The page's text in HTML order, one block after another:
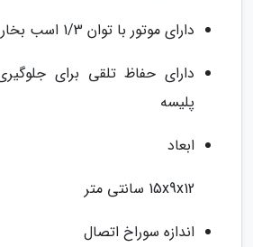
دارای موتور با توان 1/3 اسب بخار
دارای حفاظ تلقی برای
پلیسه
ابعاد
15x9x12 سانتی متر
اندازه سوراخ اتصال